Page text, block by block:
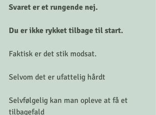
Svaret er et rungende nej.
Du er ikke rykket tilbage til start.
Faktisk er det stik modsat.
Selvom det er ufattelig hårdt
Selvfølgelig kan man opleve at få et
tilbagefald